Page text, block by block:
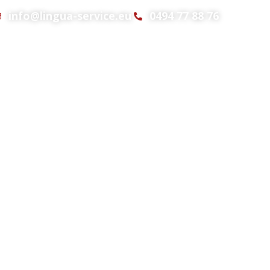
info@lingua-service.eu 0494 77 88 76